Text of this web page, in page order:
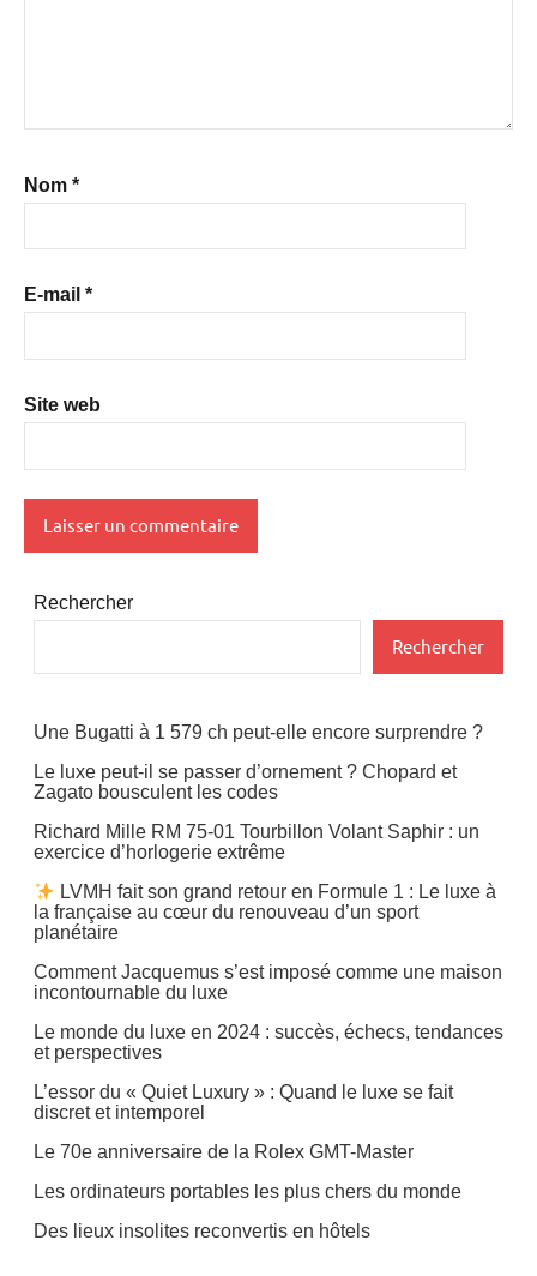
Nom *
E-mail *
Site web
Rechercher
Rechercher
Une Bugatti à 1 579 ch peut-elle encore surprendre ?
Le luxe peut-il se passer d’ornement ? Chopard et
Zagato bousculent les codes
Richard Mille RM 75-01 Tourbillon Volant Saphir : un
exercice d’horlogerie extrême
LVMH fait son grand retour en Formule 1 : Le luxe à
la française au cœur du renouveau d’un sport
planétaire
Comment Jacquemus s’est imposé comme une maison
incontournable du luxe
Le monde du luxe en 2024 : succès, échecs, tendances
et perspectives
L’essor du « Quiet Luxury » : Quand le luxe se fait
discret et intemporel
Le 70e anniversaire de la Rolex GMT-Master
Les ordinateurs portables les plus chers du monde
Des lieux insolites reconvertis en hôtels